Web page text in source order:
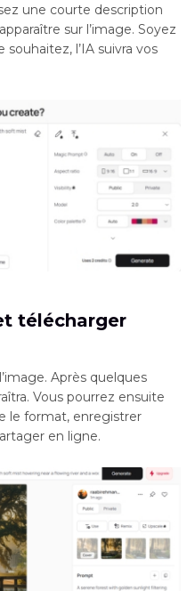
une courte description
sur l’image. Soyez
l’IA suivra vos
télécharger
Après quelques
Vous pourrez ensuite
le format, enregistrer
en ligne.